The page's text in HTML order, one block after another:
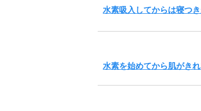
水素吸入してからは寝つ
水素を始めてから肌がき